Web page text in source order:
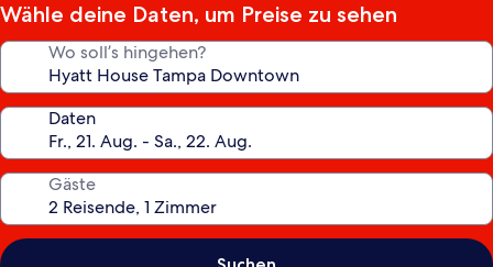
Wähle deine Daten, um Preise zu sehen
Wo soll’s hingehen?
Daten
Gäste